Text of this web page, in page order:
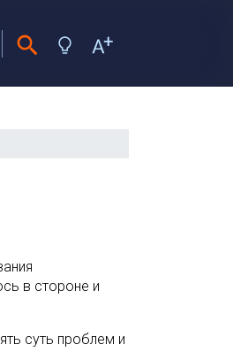
в стороне и
суть проблем и